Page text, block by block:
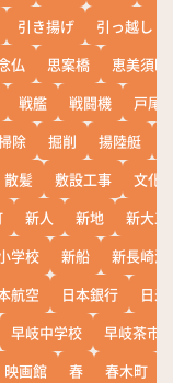
引き揚げ
引っ越し
仏 思案橋
恵美須町
戦艦 戦闘機
戸尾
除 掘削 揚陸艇
散髪 敷設工事
文化
新人 新地
新大工
学校 新船
新長崎漁
航空 日本銀行
日
早岐中学校
早岐茶市
映画館 春 春木町